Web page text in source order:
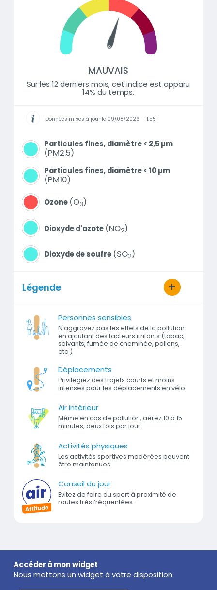
MAUVAIS
Sur les 12 derniers mois, cet indice est apparu
14% du temps.
InformationsDonnées mises à jour le 09/08/2026 - 11:55
Particules fines, diamètre < 2,5 µm
PM2.5
Particules fines, diamètre < 10 µm
PM10
Ozone O3
Dioxyde d'azote NO2
Dioxyde de soufre SO2
Légende
Personnes sensibles
N'aggravez pas les effets de la pollution
en ajoutant des facteurs irritants (tabac,
solvants, fumée de cheminée, pollens,
etc.)
Déplacements
Privilégiez des trajets courts et moins
intenses pour les déplacements en vélo.
Air intérieur
Même en cas de pollution, aérez 10 à 15
minutes, deux fois par jour.
Activités physiques
Les activités sportives modérées peuvent
être maintenues.
Conseil du jour
Evitez de faire du sport à proximité de
routes très fréquentées.
Titre
Accéder à mon widget
Texte
Nous mettons un widget à votre disposition